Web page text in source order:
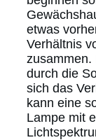
etwas
Verhältnis
zusammen.
durch die
sich das
kann eine
Lampe mit